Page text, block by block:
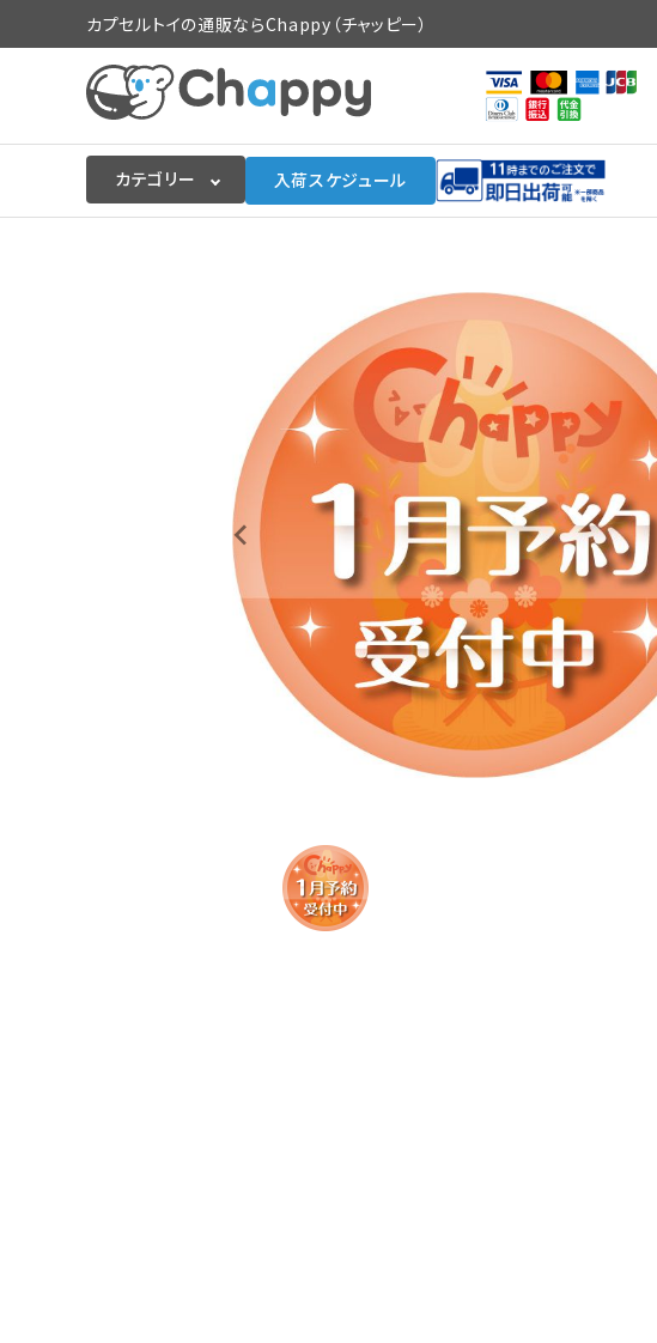
カプセルトイの通販ならChappy（チャッピー）
カテゴリー 入荷スケジュール